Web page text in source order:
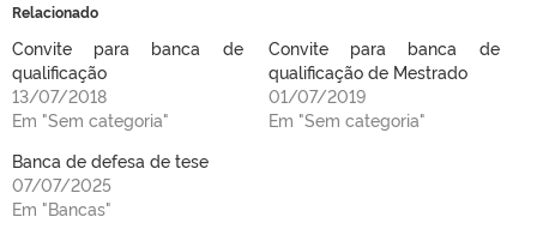
Relacionado
Convite para banca de
qualificação
13/07/2018
Em "Sem categoria"
Convite para banca de
qualificação de Mestrado
01/07/2019
Em "Sem categoria"
Banca de defesa de tese
07/07/2025
Em "Bancas"